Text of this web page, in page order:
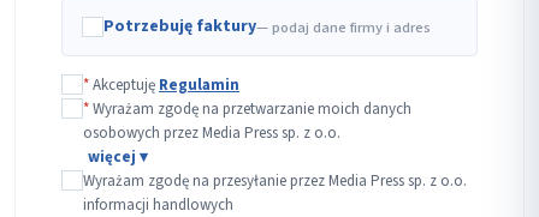
Potrzebuję faktury— podaj dane firmy i adres
*Akceptuję Regulamin
*Wyrażam zgodę na przetwarzanie moich danych
osobowych przez Media Press sp. z o.o.
Wyrażam zgodę na przesyłanie przez Media Press sp. z o.o.
informacji handlowych